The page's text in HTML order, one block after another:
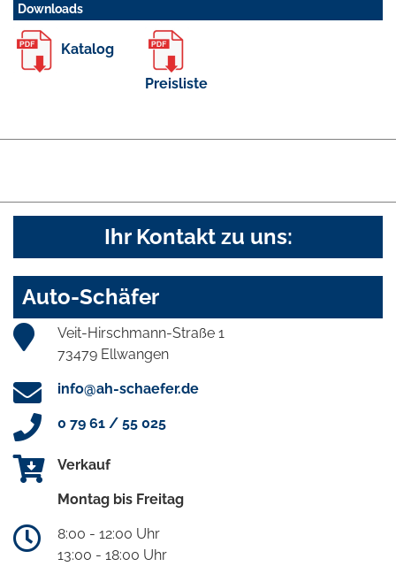
Downloads
Katalog
Preisliste
Ihr Kontakt zu uns:
Auto-Schäfer
Veit-Hirschmann-Straße 1
73479 Ellwangen
info@ah-schaefer.de
0 79 61 / 55 025
Verkauf
Montag bis Freitag
8:00 - 12:00 Uhr
13:00 - 18:00 Uhr